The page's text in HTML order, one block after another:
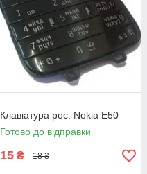
Клавіатура рос. Nokia E50
Готово до відправки
15 ₴ 18 ₴